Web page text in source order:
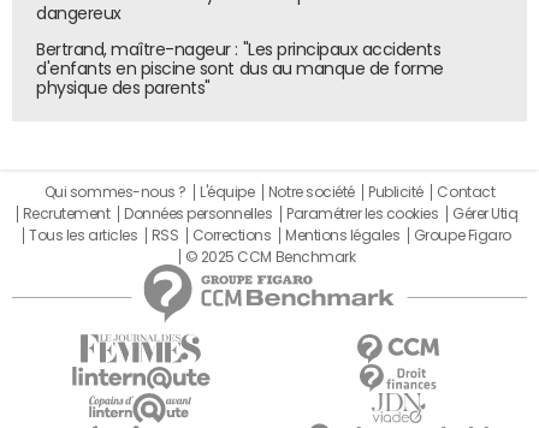
dangereux
Bertrand, maître-nageur : "Les principaux accidents
d'enfants en piscine sont dus au manque de forme
physique des parents"
Qui sommes-nous ? L'équipe Notre société Publicité
Contact
Recrutement
Données personnelles Paramétrer les cookies
Gérer Utiq
Tous les articles
RSS Corrections Mentions légales
Groupe Figaro
© 2025 CCM Benchmark